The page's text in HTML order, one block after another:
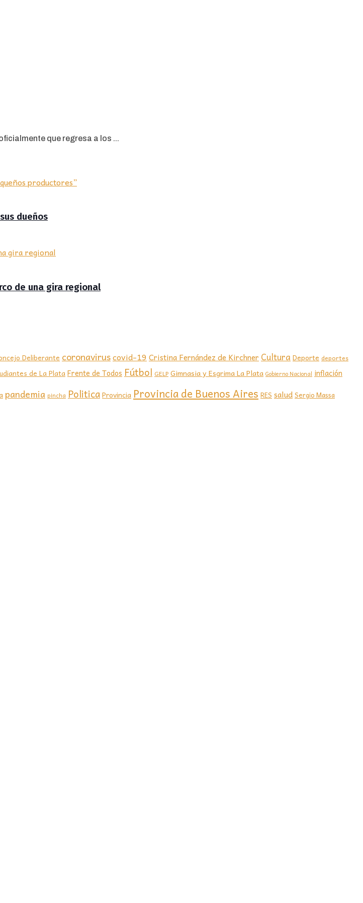
que regresa a los ...
dueños
de una gira regional
Deliberante coronaviruscovid-19 Cristina Fernández de Kirchner Cultura Deporte deportes
de La PlataFrente de Todos Fútbol GELP Gimnasia y Esgrima La Plata Gobierno Nacional inflación
pandemia pincha PoliticaProvincia Provincia de Buenos Aires RES saludSergio Massa